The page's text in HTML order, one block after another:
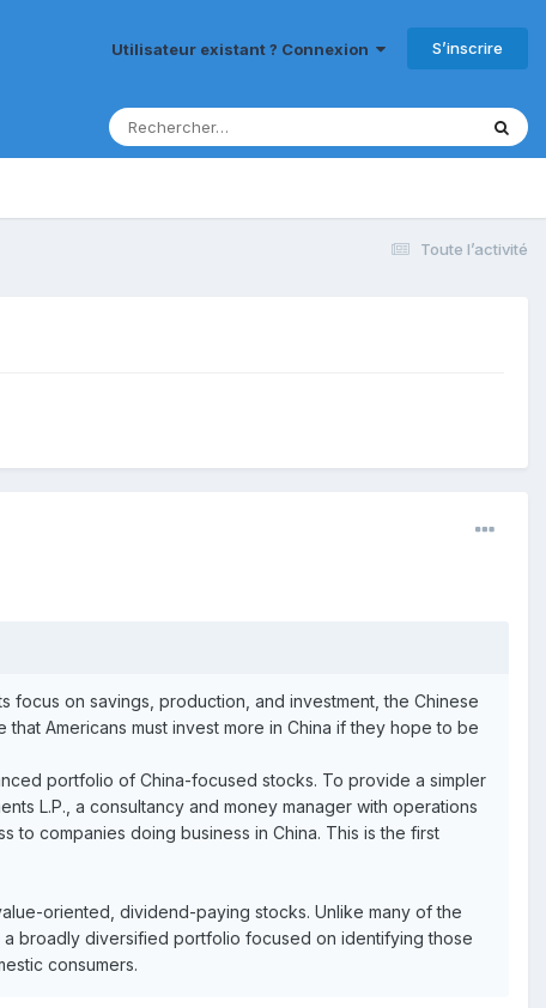
Utilisateur existant ? Connexion S’inscrire
Toute l’activité
focus on savings, production, and investment, the Chinese
Americans must invest more in China if they hope to be
portfolio of China-focused stocks. To provide a simpler
L.P., a consultancy and money manager with operations
to companies doing business in China. This is the first
oriented, dividend-paying stocks. Unlike many of the
a broadly diversified portfolio focused on identifying those
consumers.